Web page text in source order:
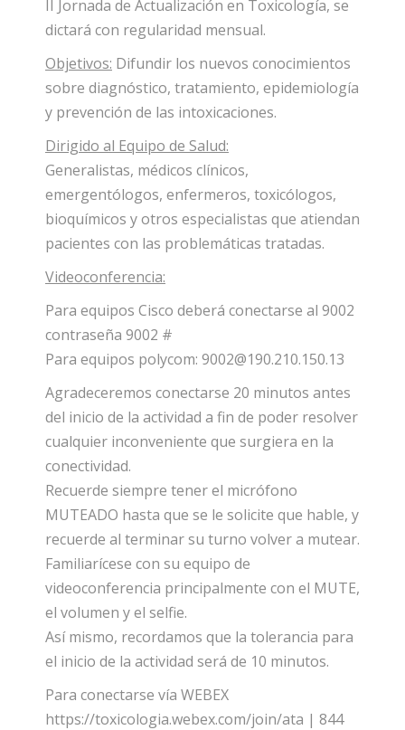
II Jornada de Actualización en Toxicología, se
dictará con regularidad mensual.
Objetivos: Difundir los nuevos conocimientos
sobre diagnóstico, tratamiento, epidemiología
y prevención de las intoxicaciones.
Dirigido al Equipo de Salud:
Generalistas, médicos clínicos,
emergentólogos, enfermeros, toxicólogos,
bioquímicos y otros especialistas que atiendan
pacientes con las problemáticas tratadas.
Videoconferencia:
Para equipos Cisco deberá conectarse al 9002
contraseña 9002 #
Para equipos polycom: 9002@190.210.150.13
Agradeceremos conectarse 20 minutos antes
del inicio de la actividad a fin de poder resolver
cualquier inconveniente que surgiera en la
conectividad.
Recuerde siempre tener el micrófono
MUTEADO hasta que se le solicite que hable, y
recuerde al terminar su turno volver a mutear.
Familiarícese con su equipo de
videoconferencia principalmente con el MUTE,
el volumen y el selfie.
Así mismo, recordamos que la tolerancia para
el inicio de la actividad será de 10 minutos.
Para conectarse vía WEBEX
https://toxicologia.webex.com/join/ata | 844